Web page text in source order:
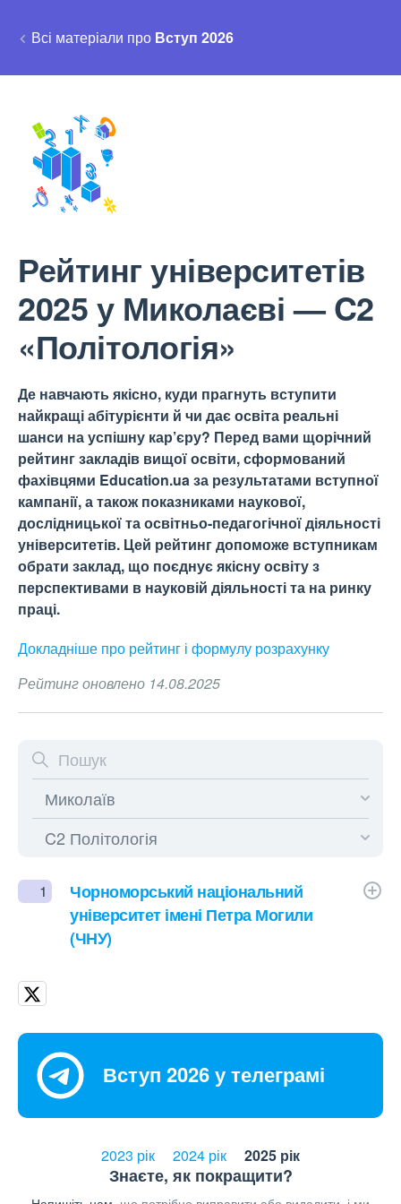
Всі матеріали про Вступ 2026
Рейтинг університетів
2025 у Миколаєві — C2
«Політологія»
Де навчають якісно, куди прагнуть вступити
найкращі абітурієнти й чи дає освіта реальні
шанси на успішну кар’єру? Перед вами щорічний
рейтинг закладів вищої освіти, сформований
фахівцями Education.ua за результатами вступної
кампанії, а також показниками наукової,
дослідницької та освітньо-педагогічної діяльності
університетів. Цей рейтинг допоможе вступникам
обрати заклад, що поєднує якісну освіту з
перспективами в науковій діяльності та на ринку
праці.
Докладніше про рейтинг і формулу розрахунку
Рейтинг оновлено 14.08.2025
1
Чорноморський національний
університет імені Петра Могили
(ЧНУ)
Вступ 2026 у телеграмі
2023 рік 2024 рік 2025 рік
Знаєте, як покращити?